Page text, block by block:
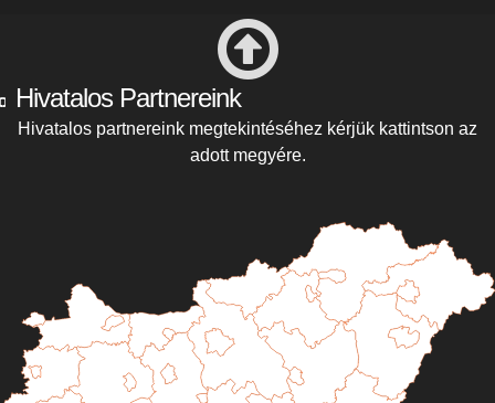
Hivatalos Partnereink
Hivatalos partnereink megtekintéséhez kérjük kattintson az
adott megyére.